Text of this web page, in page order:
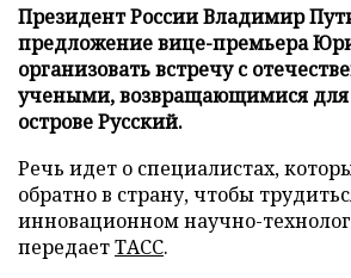
Президент России Владимир
предложение вице-премьера
организовать встречу с
учеными, возвращающимися для
острове Русский.
Речь идет о специалистах,
обратно в страну, чтобы
инновационном научно-
передаетТАСС.